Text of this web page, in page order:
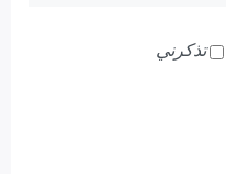
تذكرني